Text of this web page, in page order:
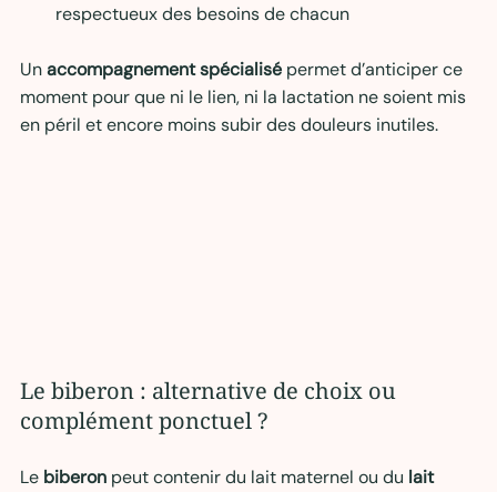
respectueux des besoins de chacun
Un accompagnement spécialisé permet d’anticiper ce
moment pour que ni le lien, ni la lactation ne soient mis
en péril et encore moins subir des douleurs inutiles.
Le biberon : alternative de choix ou
complément ponctuel ?
Le biberon peut contenir du lait maternel ou du lait